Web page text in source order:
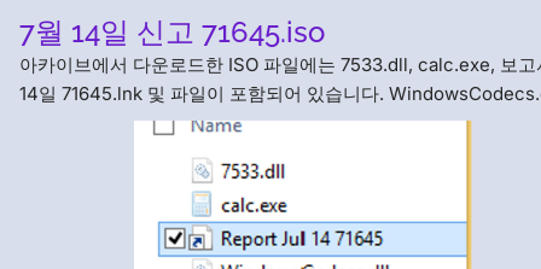
7월 14일 신고 71645.iso
아카이브에서 다운로드한 ISO 파일에는 7533.dll, calc.exe, 보고
14일 71645.lnk 및 파일이 포함되어 있습니다.